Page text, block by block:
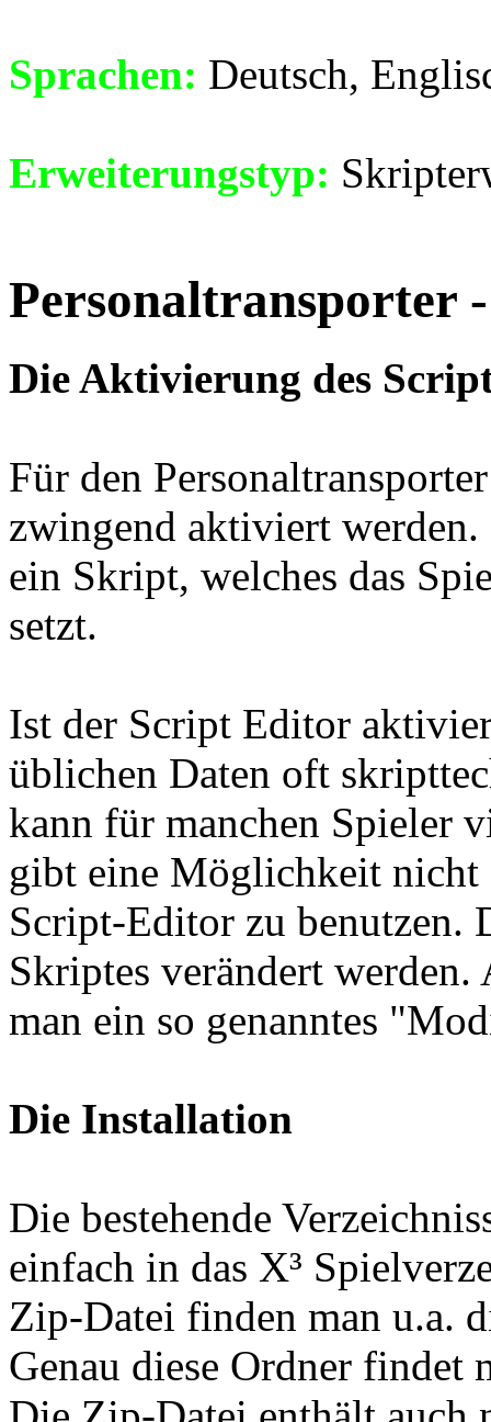
Sprachen: Deutsch,
Erweiterungstyp:
Personaltransporter
Die Aktivierung des
Für den
zwingend aktiviert werden.
ein Skript, welches das
setzt.
Ist der Script Editor
üblichen Daten oft
kann für manchen Spieler
gibt eine Möglichkeit nicht
Script-Editor zu benutzen.
Skriptes verändert
man ein so genanntes
Die Installation
Die bestehende
einfach in das X³
Zip-Datei finden man u.a.
Genau diese Ordner findet